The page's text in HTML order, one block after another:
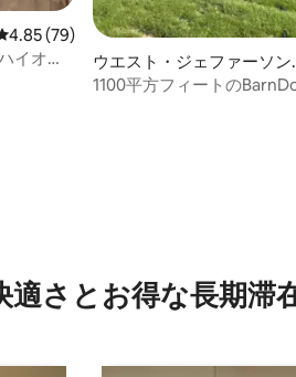
ビュー79件、5つ星中4.85つ星の平均
4.85 (79)
イオ州
ウエスト・ジェファーソン
マンション・アパート
1100平方フィートの
適⁠さ⁠とお⁠得⁠な長⁠期⁠滞⁠